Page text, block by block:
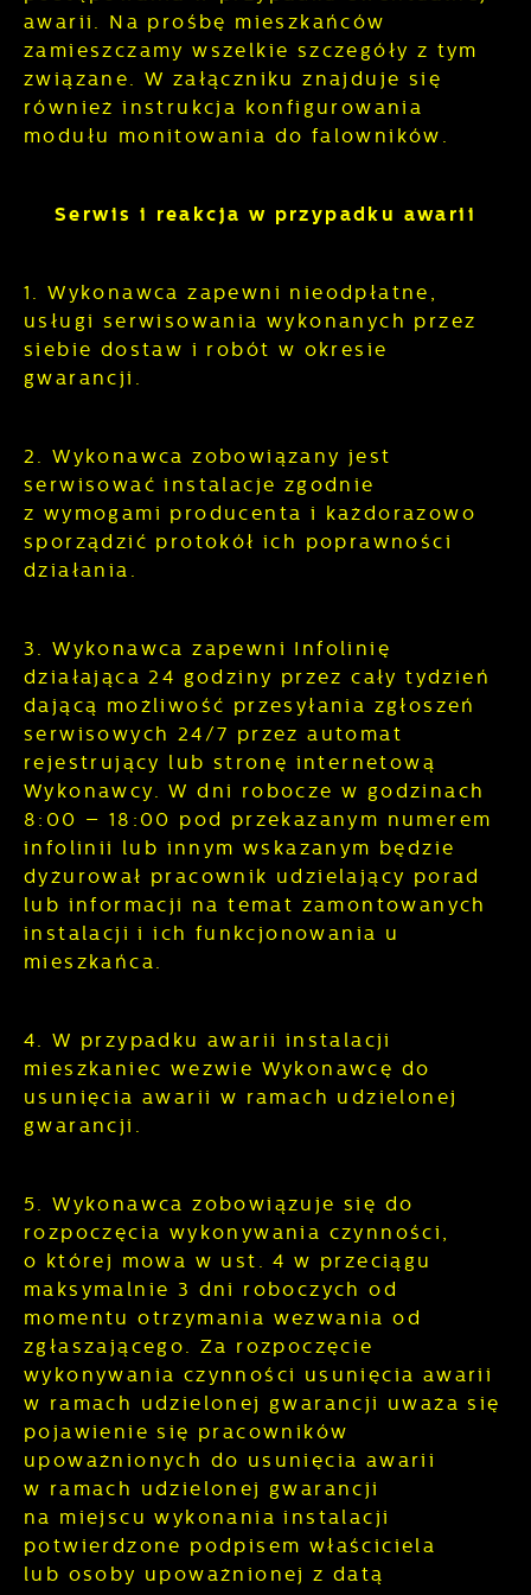
awarii. Na prośbę mieszkańców
zamieszczamy wszelkie szczegóły z tym
związane. W załączniku znajduje się
również instrukcja konfigurowania
modułu monitowania do falowników.
Serwis i reakcja w przypadku awarii
1. Wykonawca zapewni nieodpłatne,
usługi serwisowania wykonanych przez
siebie dostaw i robót w okresie
gwarancji.
2. Wykonawca zobowiązany jest
serwisować instalacje zgodnie
z wymogami producenta i każdorazowo
sporządzić protokół ich poprawności
działania.
3. Wykonawca zapewni Infolinię
działająca 24 godziny przez cały tydzień
dającą możliwość przesyłania zgłoszeń
serwisowych 24/7 przez automat
rejestrujący lub stronę internetową
Wykonawcy. W dni robocze w godzinach
8:00 – 18:00 pod przekazanym numerem
infolinii lub innym wskazanym będzie
dyżurował pracownik udzielający porad
lub informacji na temat zamontowanych
instalacji i ich funkcjonowania u
mieszkańca.
4. W przypadku awarii instalacji
mieszkaniec wezwie Wykonawcę do
usunięcia awarii w ramach udzielonej
gwarancji.
5. Wykonawca zobowiązuje się do
rozpoczęcia wykonywania czynności,
o której mowa w ust. 4 w przeciągu
maksymalnie 3 dni roboczych od
momentu otrzymania wezwania od
zgłaszającego. Za rozpoczęcie
wykonywania czynności usunięcia awarii
w ramach udzielonej gwarancji uważa się
pojawienie się pracowników
upoważnionych do usunięcia awarii
w ramach udzielonej gwarancji
na miejscu wykonania instalacji
potwierdzone podpisem właściciela
lub osoby upoważnionej z datą
informacji w zakresie wykorzystywania witryny
internetowej, miejsca oraz częstotliwości, z
jaką odwiedzane są nasze serwisy www. Dane
pozwalają nam na ocenę naszych serwisów
internetowych pod względem ich popularności
wśród użytkowników. Zgromadzone
dostępność wszystkich funkcjonalności.
Reklamowe
Dzięki reklamowym plikom cookies
prezentujemy Ci najciekawsze informacje i
Promocyjne pliki cookies służą do
Twoich zwyczajów dotyczących przeglądanej
witryny internetowej. Treści promocyjne mogą
pojawić się na stronach podmiotów trzecich
lub firm będących naszymi partnerami oraz
innych dostawców usług. Firmy te działają w
komunikatów mediów społecznościowych.
Więcej